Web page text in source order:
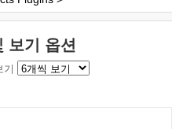
보기 옵션
기